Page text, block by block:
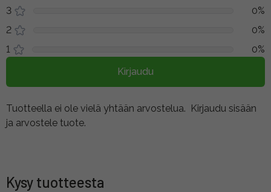
3
0%
2
0%
1
0%
Kirjaudu
Tuotteella ei ole vielä yhtään arvostelua. Kirjaudu sisään
ja arvostele tuote.
Kysy tuotteesta